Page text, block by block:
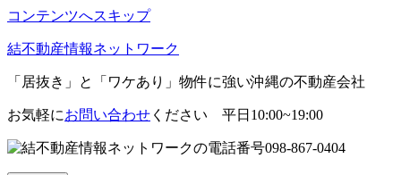
コンテンツへスキップ
結不動産情報ネットワーク
「居抜き」と「ワケあり」物件に強い沖縄の不動産会社
お気軽にお問い合わせ ください 平日10:00~19:00
098-867-0404